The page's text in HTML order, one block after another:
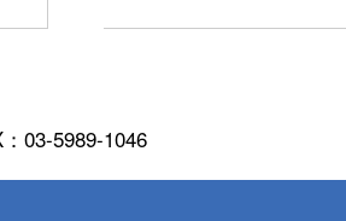
03-5989-1046